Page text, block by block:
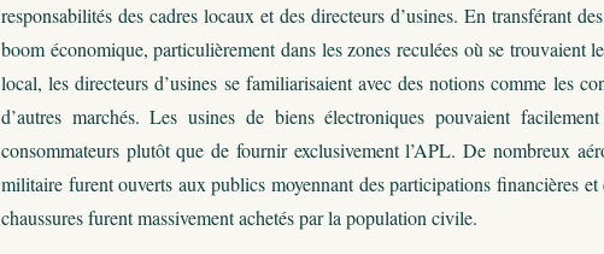
responsabilités des cadres locaux et des directeurs d’usines. En transférant
boom économique, particulièrement dans les zones reculées où se
local, les directeurs d’usines se familiarisaient avec des notions comme les
d’autres marchés. Les usines de biens électroniques pouvaient
consommateurs plutôt que de fournir exclusivement l’APL. De nombreux
militaire furent ouverts aux publics moyennant des participations financières
chaussures furent massivement achetés par la population civile.